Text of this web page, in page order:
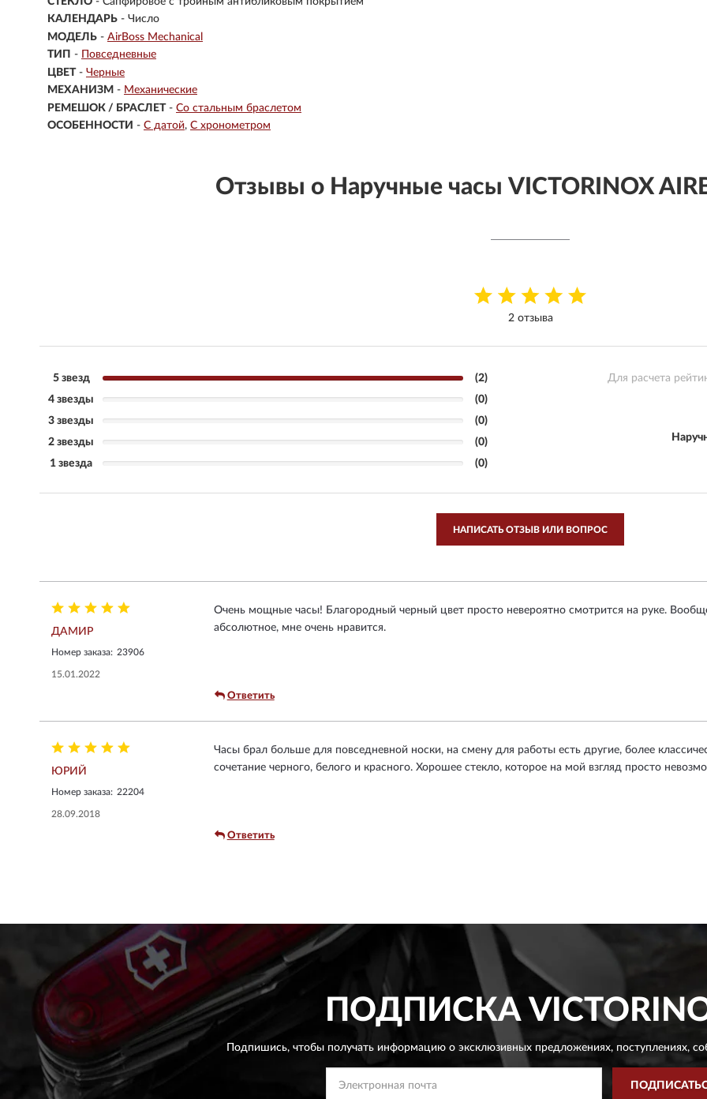
КАЛЕНДАРЬ - Число
МОДЕЛЬ - AirBoss Mechanical
ТИП - Повседневные
ЦВЕТ - Черные
МЕХАНИЗМ - Механические
РЕМЕШОК / БРАСЛЕТ - Со стальным браслетом
ОСОБЕННОСТИ - С датой С хронометром
Отзывы о Наручные часы VICTORINOX
2 отзыва
5 звезд
(2)
4 звезды
(0)
3 звезды
(0)
2 звезды
(0)
1 звезда
(0)
Для расчета
НАПИСАТЬ ОТЗЫВ ИЛИ ВОПРОС
ДАМИР
Номер заказа: 23906
15.01.2022
Очень мощные часы! Благородный черный цвет просто невероятно смотрится на руке.
абсолютное, мне очень нравится.
Ответить
ЮРИЙ
Номер заказа: 22204
28.09.2018
Часы брал больше для повседневной носки, на смену для работы есть другие, более
сочетание черного, белого и красного. Хорошее стекло, которое на мой взгляд просто
Ответить
ПОДПИСКА
Подпишись, чтобы получать информацию о эксклюзивных предложениях,поступлениях,